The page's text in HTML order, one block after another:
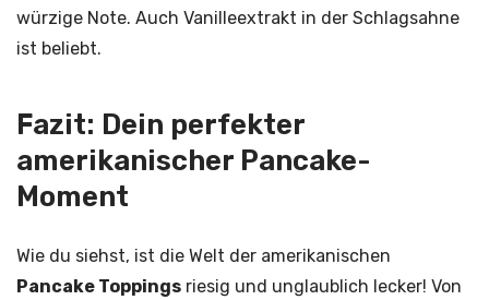
würzige Note. Auch Vanilleextrakt in der Schlagsahne
ist beliebt.
Fazit: Dein perfekter
amerikanischer Pancake-
Moment
Wie du siehst, ist die Welt der amerikanischen
Pancake Toppings riesig und unglaublich lecker! Von